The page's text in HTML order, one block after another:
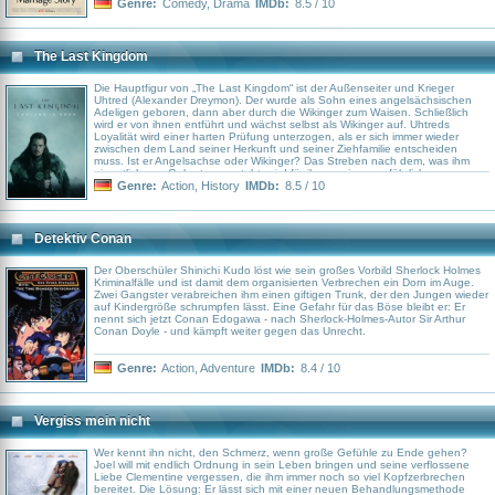
Genre: Comedy, Drama IMDb: 8.5 / 10
The Last Kingdom
Die Hauptfigur von „The Last Kingdom“ ist der Außenseiter und Krieger
Uhtred (Alexander Dreymon). Der wurde als Sohn eines angelsächsischen
Adeligen geboren, dann aber durch die Wikinger zum Waisen. Schließlich
wird er von ihnen entführt und wächst selbst als Wikinger auf. Uhtreds
Loyalität wird einer harten Prüfung unterzogen, als er sich immer wieder
zwischen dem Land seiner Herkunft und seiner Ziehfamilie entscheiden
muss. Ist er Angelsachse oder Wikinger? Das Streben nach dem, was ihm
eigentlich von Geburt an zusteht, wird für ihn zu einem gefährlichen
Unterfangen.
Genre: Action History IMDb: 8.5 / 10
Detektiv Conan
Der Oberschüler Shinichi Kudo löst wie sein großes Vorbild Sherlock Holmes
Kriminalfälle und ist damit dem organisierten Verbrechen ein Dorn im Auge.
Zwei Gangster verabreichen ihm einen giftigen Trunk, der den Jungen wieder
auf Kindergröße schrumpfen lässt. Eine Gefahr für das Böse bleibt er: Er
nennt sich jetzt Conan Edogawa - nach Sherlock-Holmes-Autor Sir Arthur
Conan Doyle - und kämpft weiter gegen das Unrecht.
Genre: Action Adventure IMDb: 8.4 / 10
Vergiss mein nicht
Wer kennt ihn nicht, den Schmerz, wenn große Gefühle zu Ende gehen?
Joel will mit endlich Ordnung in sein Leben bringen und seine verflossene
Liebe Clementine vergessen, die ihm immer noch so viel Kopfzerbrechen
bereitet. Die Lösung: Er lässt sich mit einer neuen Behandlungsmethode